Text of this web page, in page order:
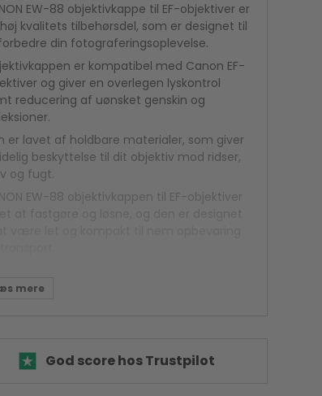
Mikrofon
Kamera flash
Polaroid Kamera
EW-88 objektivkappe til EF-objektiver er
kvalitets tilbehørsdel, som er designet til
din fotograferingsoplevelse.
er kompatibel med Canon EF-
og giver en overlegen lyskontrol
reducering af uønsket genskin og
er lavet af holdbare materialer, som giver
beskyttelse til dit objektiv mod ridser,
og fugt.
EW-88 objektivkappen til EF-objektiver
effektivt lys fra at trænge ind i
investere i en CANON EW-88 objektivkappe
God score hos Trustpilot